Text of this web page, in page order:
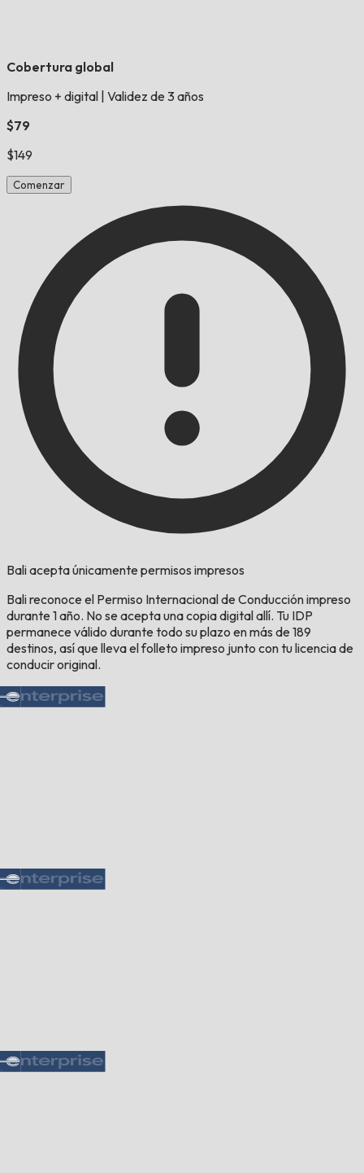
Cobertura global
Impreso + digital Validez de 3 años
$79
$149
Comenzar
Bali acepta únicamente permisos impresos
Bali reconoce el Permiso Internacional de Conducción impreso
durante 1 año. No se acepta una copia digital allí. Tu IDP
permanece válido durante todo su plazo en más de 189
destinos, así que lleva el folleto impreso junto con tu licencia de
conducir original.